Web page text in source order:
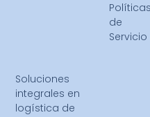
Soluciones
integrales en
logística de
Políticas
de
Servicio